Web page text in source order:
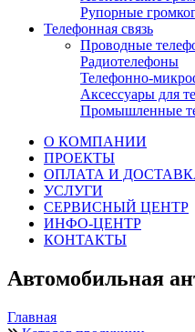
Рупорные
Телефонная связь
Проводные
Радиотелефоны
Телефонно-
Аксессуары для
Промышленные
О КОМПАНИИ
ПРОЕКТЫ
ОПЛАТА И
УСЛУГИ
СЕРВИСНЫЙ ЦЕНТР
ИНФО-ЦЕНТР
КОНТАКТЫ
Автомобильная
Главная